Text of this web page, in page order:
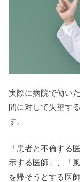
実際に病院で働い
間に対して失望す
す。
「患者と不倫する
示する医師」、「
を帰そうとする医